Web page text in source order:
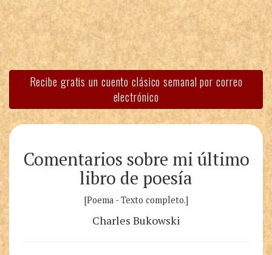
Recibe gratis un cuento clásico semanal por correo
electrónico
Comentarios sobre mi último
libro de poesía
[Poema - Texto completo.]
Charles Bukowski